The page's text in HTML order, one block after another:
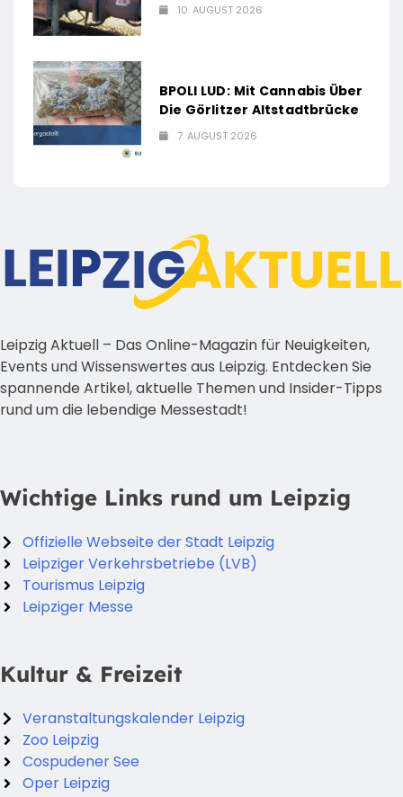
10. AUGUST 2026
BPOLI LUD: Mit Cannabis Über
Die Görlitzer Altstadtbrücke
7. AUGUST 2026
Leipzig Aktuell – Das Online-Magazin für Neuigkeiten,
Events und Wissenswertes aus Leipzig. Entdecken Sie
spannende Artikel, aktuelle Themen und Insider-Tipps
rund um die lebendige Messestadt!
Wichtige Links rund um Leipzig
Offizielle Webseite der Stadt Leipzig
Leipziger Verkehrsbetriebe (LVB)
Tourismus Leipzig
Leipziger Messe
Kultur & Freizeit
Veranstaltungskalender Leipzig
Zoo Leipzig
Cospudener See
Oper Leipzig